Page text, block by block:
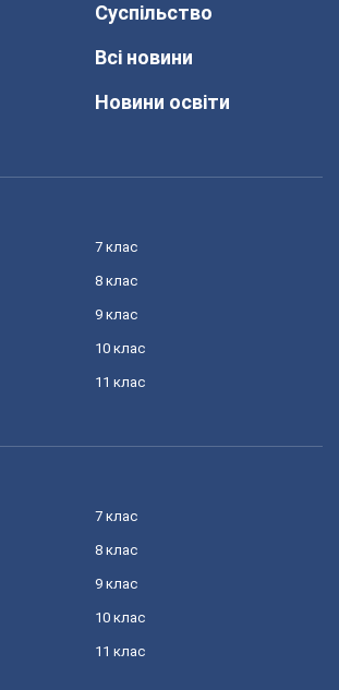
Суспільство
Всі новини
Новини освіти
7 клас
8 клас
9 клас
10 клас
11 клас
7 клас
8 клас
9 клас
10 клас
11 клас